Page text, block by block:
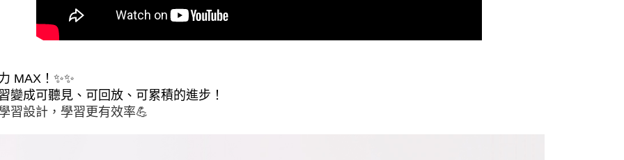
MAX！✨✨
習設計，學習更有效率💪